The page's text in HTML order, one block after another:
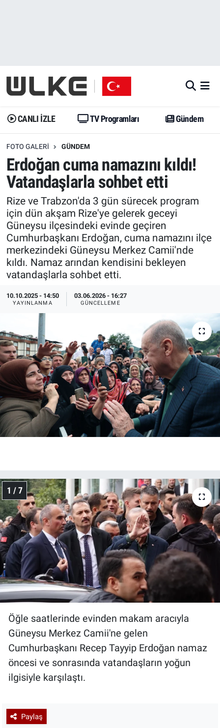
CANLI İZLE TV Programları Gündem
FOTO GALERI GÜNDEM
Erdoğan cuma namazını kıldı!
Vatandaşlarla sohbet etti
Rize ve Trabzon'da 3 gün sürecek program
için dün akşam Rize'ye gelerek geceyi
Güneysu ilçesindeki evinde geçiren
Cumhurbaşkanı Erdoğan, cuma namazını ilçe
merkezindeki Güneysu Merkez Camii'nde
kıldı. Namaz arından kendisini bekleyen
vatandaşlarla sohbet etti.
10.10.2025 - 14:50
YAYINLANMA
03.06.2026 - 16:27
GÜNCELLEME
1 / 7
Öğle saatlerinde evinden makam aracıyla
Güneysu Merkez Camii'ne gelen
Cumhurbaşkanı Recep Tayyip Erdoğan namaz
öncesi ve sonrasında vatandaşların yoğun
ilgisiyle karşılaştı.
Paylaş
Gündem
Dünya
Erişim Bilgileri
Ekonomi
Trend
Özel Haberler
Yazarlar
Gündem
Trend
Erişim Bilgileri
Spor
Ekonomi
Dünya
Medya
Kadın
Erişim Bilgileri
Sağlık
Teknoloji
Ramazan
İstanbul Namaz Vakitleri
Trafik Durumu
Erişim Bilgileri
Tüm Manşetler
Son Dakika Haberleri
Haber Arşivi